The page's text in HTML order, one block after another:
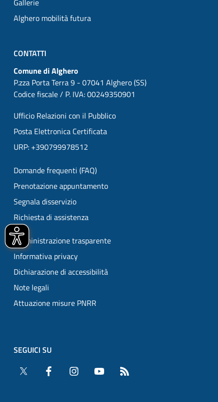
Gallerie
Alghero mobilità futura
CONTATTI
Comune di Alghero
P.zza Porta Terra 9 - 07041 Alghero (SS)
Codice fiscale / P. IVA: 00249350901
Ufficio Relazioni con il Pubblico
Posta Elettronica Certificata
URP: +390799978512
Domande frequenti (FAQ)
Prenotazione appuntamento
Segnala disservizio
Richiesta di assistenza
Amministrazione trasparente
Informativa privacy
Dichiarazione di accessibilità
Note legali
Attuazione misure PNRR
SEGUICI SU
Twitter
Facebook Instagram YouTube